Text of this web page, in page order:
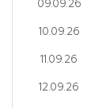
09.09.26
10.09.26
11.09.26
12.09.26